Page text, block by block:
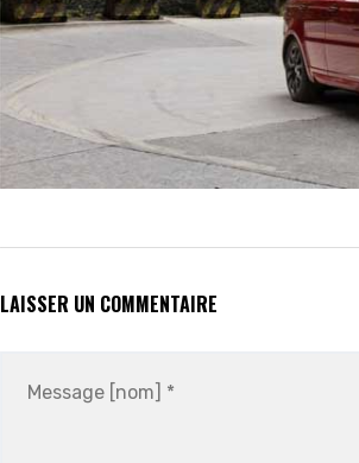
LAISSER UN COMMENTAIRE